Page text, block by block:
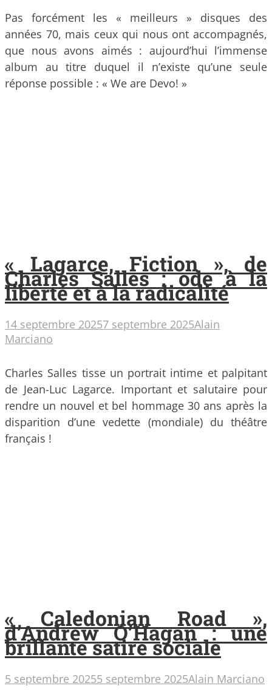
Pas forcément les « meilleurs » disques des
années 70, mais ceux qui nous ont accompagnés,
que nous avons aimés : aujourd’hui l’immense
album au titre duquel il n’existe qu’une seule
réponse possible : « We are Devo! »
« Lagarce, Fiction », de
Charles Salles : ode à la
liberté et à la radicalité
14 septembre 20257 septembre 2025Alain
Marciano
Charles Salles tisse un portrait intime et palpitant
de Jean-Luc Lagarce. Important et salutaire pour
rendre un nouvel et bel hommage 30 ans après la
disparition d’une vedette (mondiale) du théâtre
français !
« Caledonian Road »,
d’Andrew O’Hagan : une
brillante satire sociale
5 septembre 20255 septembre 2025Alain Marciano